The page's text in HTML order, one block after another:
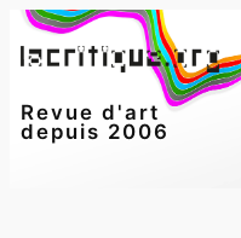
Aller
au
Revue d'art
depuis 2006